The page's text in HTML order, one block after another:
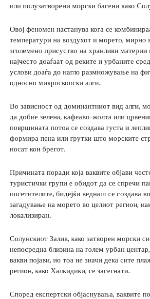
или полузатворени морски басени како
Овој феномен настанува кога се
температури на воздухот и морето, мирно
зголемено присуство на хранливи материи
најчесто доаѓаат од реките и урбаните
услови доаѓа до нагло размножување на
односно микроскопски алги.
Во зависност од доминантниот вид алги,
да добие зелена, кафеаво-жолта или
површината потоа се создава густа и
формира пена или грутки што морските
носат кон брегот.
Причината поради која ваквите објави
туристички групи е обидот да се спречи
посетителите, бидејќи веднаш се создава
загадување на морето во целиот регион,
локализиран.
Солунскиот Залив, како затворен морски
непосредна близина на голем урбан
вакви појави, но тоа не значи дека сите
регион, како Халкидики, се засегнати.
Според експертски објаснувања, ваквите